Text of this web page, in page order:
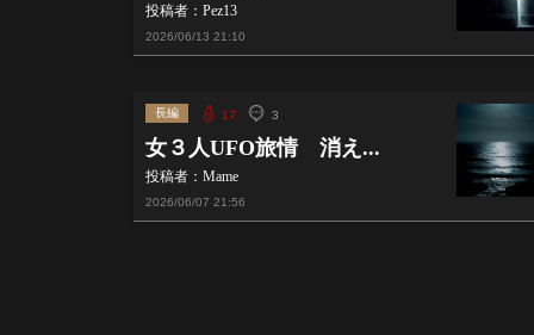
投稿者：Pez13
2026/06/13 21:10
長編 17 3
女３人UFO旅情 消え...
投稿者：Mame
2026/06/07 21:56